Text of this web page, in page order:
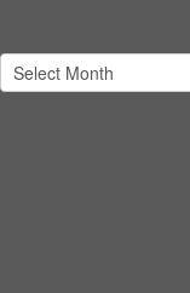
arhivă